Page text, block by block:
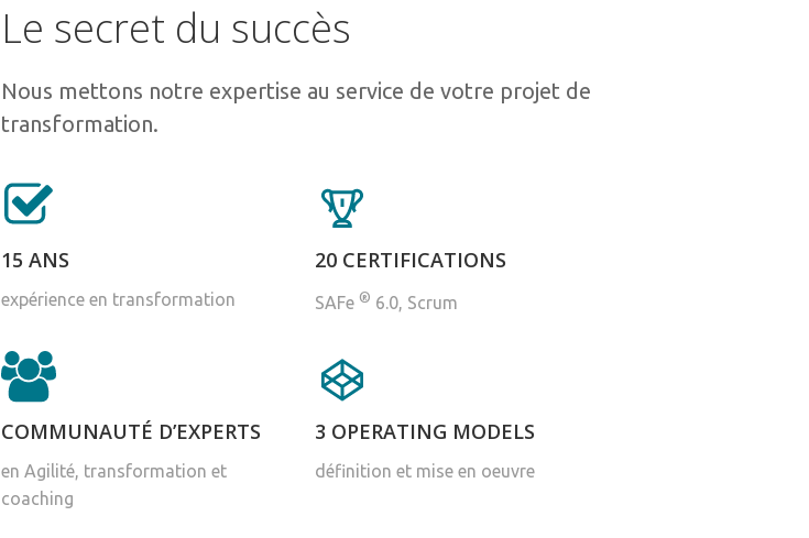
Le secret du succès
Nous mettons notre expertise au service de votre projet de
transformation.
15 ANS
expérience en transformation
20 CERTIFICATIONS
SAFe ® 6.0, Scrum
COMMUNAUTÉ D’EXPERTS
en Agilité, transformation et
coaching
3 OPERATING MODELS
définition et mise en oeuvre